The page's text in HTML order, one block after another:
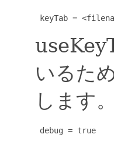
keyTab =
いるた
します。
debug = true